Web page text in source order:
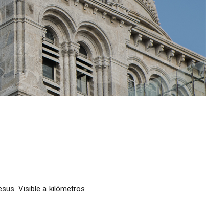
Visible a kilómetros